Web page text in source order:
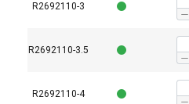
R2692110-3
R2692110-3.5
R2692110-4